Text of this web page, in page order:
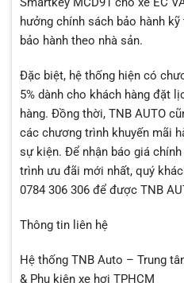
hưởng chính sách bảo hành
bảo hành theo nhà sản.
Đặc biệt, hệ thống hiện có
5% dành cho khách hàng đặt
hàng. Đồng thời, TNB AUTO
các chương trình khuyến mãi
sự kiện. Để nhận báo giá
trình ưu đãi mới nhất, quý
0784 306 306 để được TNB
Thông tin liên hệ
Hệ thống TNB Auto – Trung
& Phụ kiện xe hơi TPHCM